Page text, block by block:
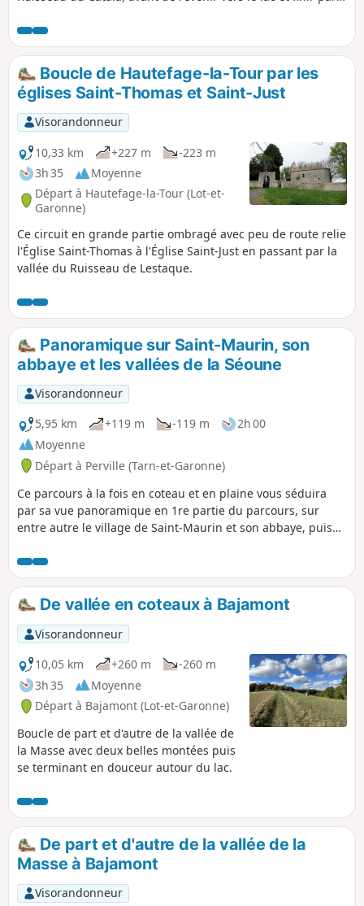
Boucle de Hautefage-la-Tour par les
églises Saint-Thomas et Saint-Just
Visorandonneur
10,33 km
+227 m
-223 m
3h 35
Moyenne
Départ à Hautefage-la-Tour (Lot-et-
Garonne)
Ce circuit en grande partie ombragé avec peu de route relie
l'Église Saint-Thomas à l'Église Saint-Just en passant par la
vallée du Ruisseau de Lestaque.
Panoramique sur Saint-Maurin, son
abbaye et les vallées de la Séoune
Visorandonneur
5,95 km
+119 m -119 m
2h 00
Moyenne
Départ à Perville (Tarn-et-Garonne)
Ce parcours à la fois en coteau et en plaine vous séduira
par sa vue panoramique en 1re partie du parcours, sur
entre autre le village de Saint-Maurin et son abbaye, puis
De vallée en coteaux à Bajamont
Visorandonneur
10,05 km
+260 m
-260 m
3h 35
Moyenne
Départ à Bajamont (Lot-et-Garonne)
Boucle de part et d'autre de la vallée de
la Masse avec deux belles montées puis
se terminant en douceur autour du lac.
De part et d'autre de la vallée de la
Masse à Bajamont
Visorandonneur